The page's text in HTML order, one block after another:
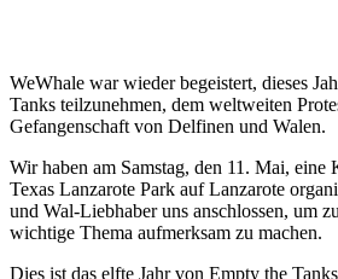
WeWhale war wieder begeistert, dieses
Tanks teilzunehmen, dem weltweiten
Gefangenschaft von Delfinen und Walen.
Wir haben am Samstag, den 11. Mai, eine
Texas Lanzarote Park auf Lanzarote
und Wal-Liebhaber uns anschlossen, um
wichtige Thema aufmerksam zu machen.
Dies ist das elfte Jahr von Empty the